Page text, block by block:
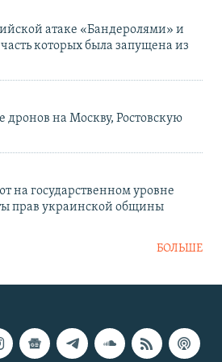
атаке «Бандеролями» и
которых была запущена из
дронов на Москву, Ростовскую
на государственном уровне
прав украинской общины
БОЛЬШЕ